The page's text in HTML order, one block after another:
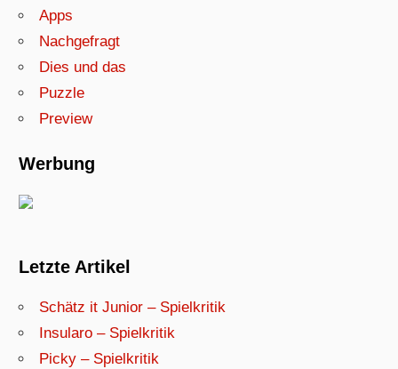
Apps
Nachgefragt
Dies und das
Puzzle
Preview
Werbung
Letzte Artikel
Schätz it Junior – Spielkritik
Insularo – Spielkritik
Picky – Spielkritik